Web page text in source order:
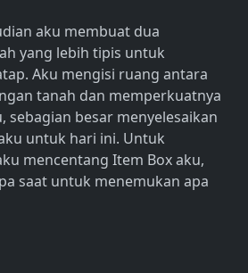
aku membuat dua
yang lebih tipis untuk
Aku mengisi ruang antara
tanah dan memperkuatnya
sebagian besar menyelesaikan
untuk hari ini. Untuk
mencentang Item Box aku,
saat untuk menemukan apa